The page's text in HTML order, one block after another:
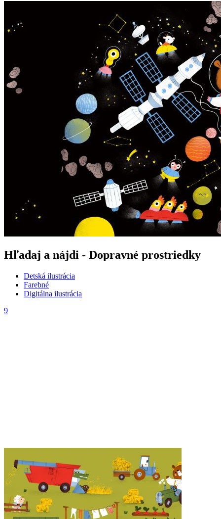
Hľadaj a nájdi - Dopravné prostriedky
Detská ilustrácia
Farebné
Digitálna ilustrácia
9